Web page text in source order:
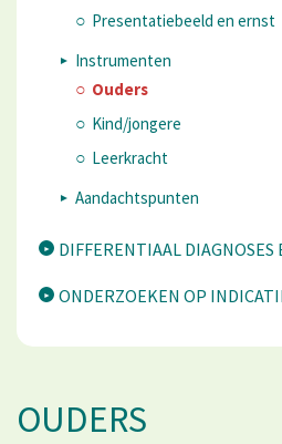
Presentatiebeeld en ernst
Instrumenten
Ouders
Kind/jongere
Leerkracht
Aandachtspunten
DIFFERENTIAAL
ONDERZOEKEN OP
OUDERS